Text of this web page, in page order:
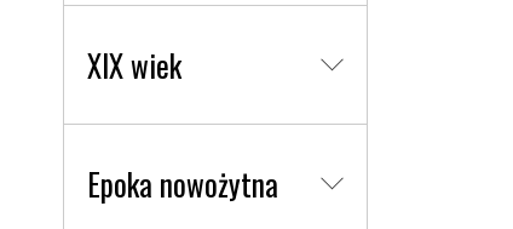
XIX wiek
Epoka nowożytna